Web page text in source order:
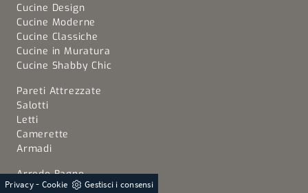
Cucine Design
Cucine Moderne
Cucine Classiche
Cucine in Muratura
Cucine Shabby Chic
Pareti Attrezzate
Salotti
Letti
Camerette
Armadi
Arredo Bagno
Porte per Interni
Privacy- Cookie Gestisci i consensi